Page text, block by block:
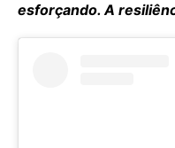
esforçando. A